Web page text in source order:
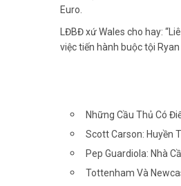
Euro.
LĐBĐ xứ Wales cho hay:
việc tiến hành buộc tội
Những Cầu Thủ Có
Scott Carson: Huyền
Pep Guardiola: Nhà
Tottenham Và